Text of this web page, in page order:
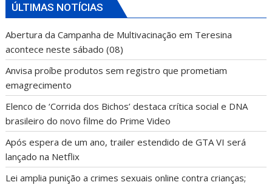
ÚLTIMAS NOTÍCIAS
Abertura da Campanha de Multivacinação em Teresina
acontece neste sábado (08)
Anvisa proíbe produtos sem registro que prometiam
emagrecimento
Elenco de ‘Corrida dos Bichos’ destaca crítica social e DNA
brasileiro do novo filme do Prime Video
Após espera de um ano, trailer estendido de GTA VI será
lançado na Netflix
Lei amplia punição a crimes sexuais online contra crianças;